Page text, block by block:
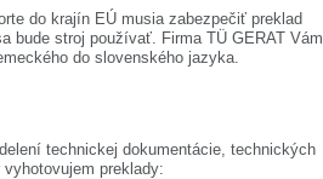
do krajín EÚ musia zabezpečiť preklad
bude stroj používať. Firma TÜ GERAT Vám
do slovenského jazyka.
technickej dokumentácie, technických
preklady: